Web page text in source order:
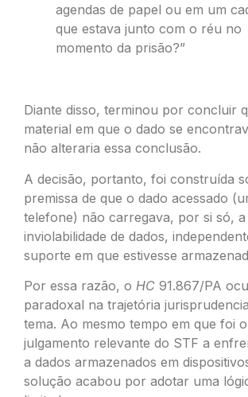
agendas de papel ou em um
que estava junto com o réu no
momento da prisão?”
Diante disso, terminou por concluir
material em que o dado se
não alteraria essa conclusão.
A decisão, portanto, foi construída
premissa de que o dado acessado
telefone) não carregava, por si só,
inviolabilidade de dados,
suporte em que estivesse
Por essa razão, o HC 91.867/PA
paradoxal na trajetória
tema. Ao mesmo tempo em que foi
julgamento relevante do STF a
a dados armazenados em
solução acabou por adotar uma